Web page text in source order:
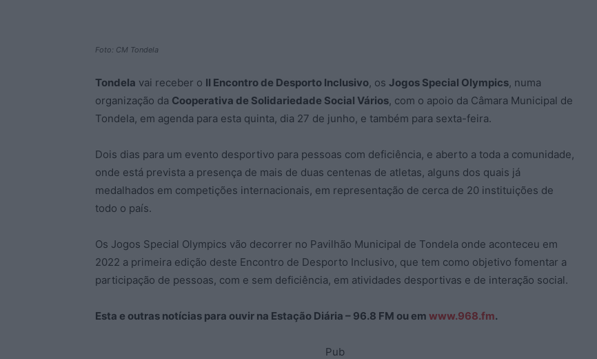
Foto: CM Tondela
Tondela vai receber o II Encontro de Desporto Inclusivo, os Jogos Special Olympics, numa
organização da Cooperativa de Solidariedade Social Vários, com o apoio da Câmara Municipal de
Tondela, em agenda para esta quinta, dia 27 de junho, e também para sexta-feira.
Dois dias para um evento desportivo para pessoas com deficiência, e aberto a toda a comunidade,
onde está prevista a presença de mais de duas centenas de atletas, alguns dos quais já
medalhados em competições internacionais, em representação de cerca de 20 instituições de
todo o país.
Os Jogos Special Olympics vão decorrer no Pavilhão Municipal de Tondela onde aconteceu em
2022 a primeira edição deste Encontro de Desporto Inclusivo, que tem como objetivo fomentar a
participação de pessoas, com e sem deficiência, em atividades desportivas e de interação social.
Esta e outras notícias para ouvir na Estação Diária – 96.8 FM ou em www.968.fm.
Pub